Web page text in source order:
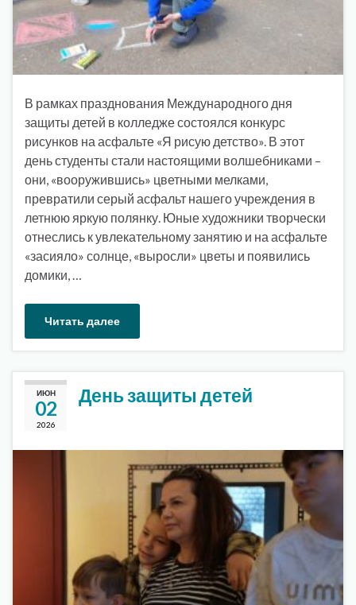
В рамках празднования Международного дня
защиты детей в колледже состоялся конкурс
рисунков на асфальте «Я рисую детство». В этот
день студенты стали настоящими волшебниками –
они, «вооружившись» цветными мелками,
превратили серый асфальт нашего учреждения в
летнюю яркую полянку. Юные художники творчески
отнеслись к увлекательному занятию и на асфальте
«засияло» солнце, «выросли» цветы и появились
домики, …
Читать далее
ИЮН
02
2026
День защиты детей